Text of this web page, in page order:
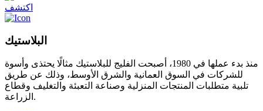
اكتشف
البلاستيك
منذ بدء عملها في 1980، أصبحت الفليج للبلاستيك مثالًا يحتذى وأسوة
للشركات في السوق العمانية والشرق الأوسط، وذلك عن طريق
تلبية متطلبات المنتجات المنزلية وصناعة التعبئة والتغليف وقطاع
الزراعة.